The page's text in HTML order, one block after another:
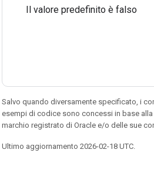
Il valore predefinito è falso
Salvo quando diversamente specificato, i
esempi di codice sono concessi in base alla
marchio registrato di Oracle e/o delle sue
Ultimo aggiornamento 2026-02-18 UTC.